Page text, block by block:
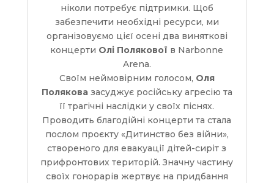
ніколи потребує підтримки. Щоб
забезпечити необхідні ресурси, ми
організовуємо цієї осені два виняткові
концерти Олі Полякової в Narbonne
Arena.
Своїм неймовірним голосом, Оля
Поляковазасуджує російську агресію та
її трагічні наслідки у своїх піснях.
Проводить благодійні концерти та стала
послом проєкту «Дитинство без війни»,
створеного для евакуації дітей-сиріт з
прифронтових територій. Значну частину
своїх гонорарів жертвує на придбання